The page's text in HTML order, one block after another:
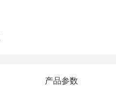
产品参数